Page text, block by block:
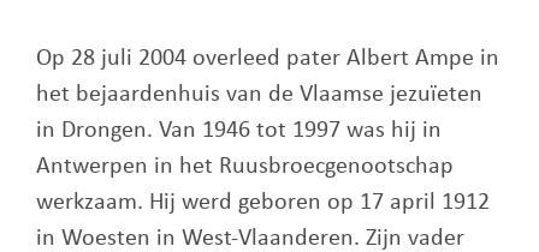
Op 28 juli 2004 overleed pater Albert Ampe in
het bejaardenhuis van de Vlaamse jezuïeten
in Drongen. Van 1946 tot 1997 was hij in
Antwerpen in het Ruusbroecgenootschap
werkzaam. Hij werd geboren op 17 april 1912
in Woesten in West-Vlaanderen. Zijn vader